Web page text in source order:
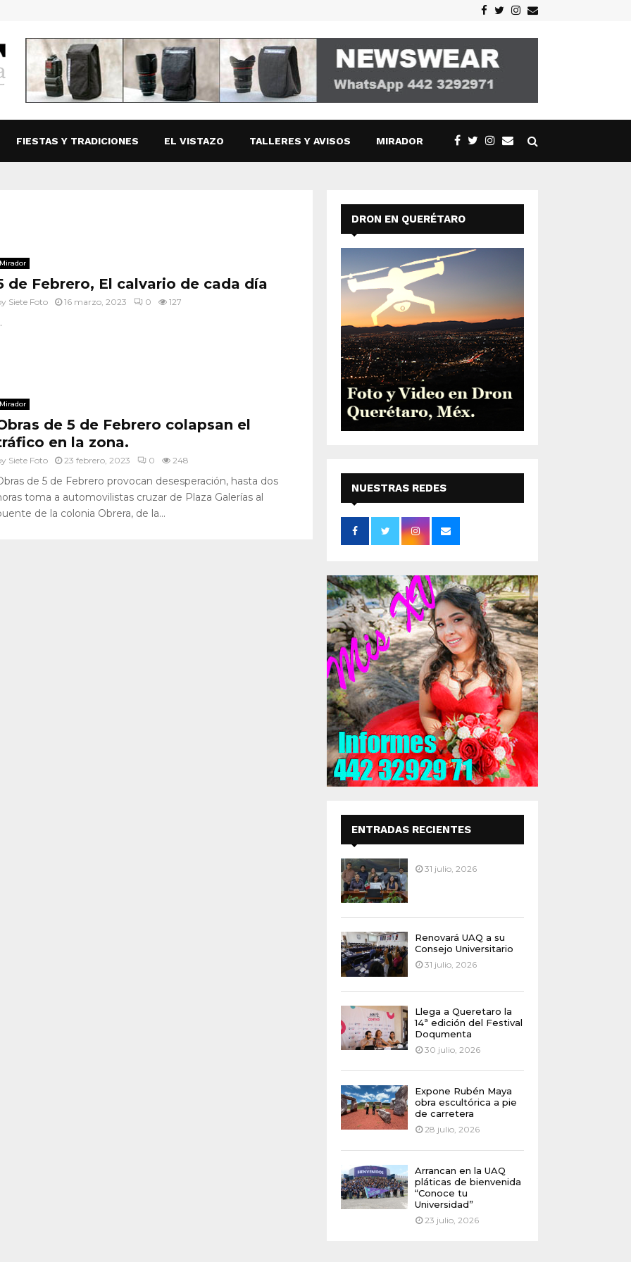
Facebook
TwitterInstagram
Email
FIESTAS Y TRADICIONES EL VISTAZO TALLERES Y AVISOS MIRADOR
Mirador
de Febrero, El calvario de cada día
Siete Foto 16 marzo, 2023 0 127
Mirador
de 5 de Febrero colapsan el
en la zona.
Siete Foto 23 febrero, 2023 0 248
de 5 de Febrero provocan desesperación, hasta dos
toma a automovilistas cruzar de Plaza Galerías al
de la colonia Obrera, de la...
DRON EN QUERÉTARO
NUESTRAS REDES
SOCIALES
ENTRADAS RECIENTES
31 julio, 2026
Renovará UAQ a su
Consejo Universitario
31 julio, 2026
Llega a Queretaro la
14ª edición del Festival
Doqumenta
30 julio, 2026
Expone Rubén Maya
obra escultórica a pie
de carretera
28 julio, 2026
Arrancan en la UAQ
pláticas de bienvenida
“Conoce tu
Universidad”
23 julio, 2026